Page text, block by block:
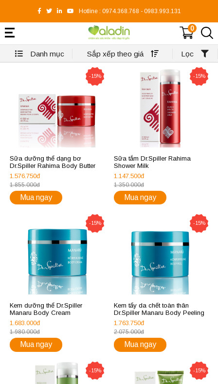
Hotline : 0974.368.768 - 0983.993.131
0
Danh mục Sắp xếp theo giá Lọc
-15%
Sữa dưỡng thể dạng bơ
Dr.Spiller Rahima Body Butter
1.576.750đ
1.855.000đ
Mua ngay
-15%
Sữa tắm Dr.Spiller Rahima
Shower Milk
1.147.500đ
1.350.000đ
Mua ngay
-15%
Kem dưỡng thể Dr.Spiller
Manaru Body Cream
1.683.000đ
1.980.000đ
Mua ngay
-15%
Kem tẩy da chết toàn thân
Dr.Spiller Manaru Body Peeling
1.763.750đ
2.075.000đ
Mua ngay
-15% -15%